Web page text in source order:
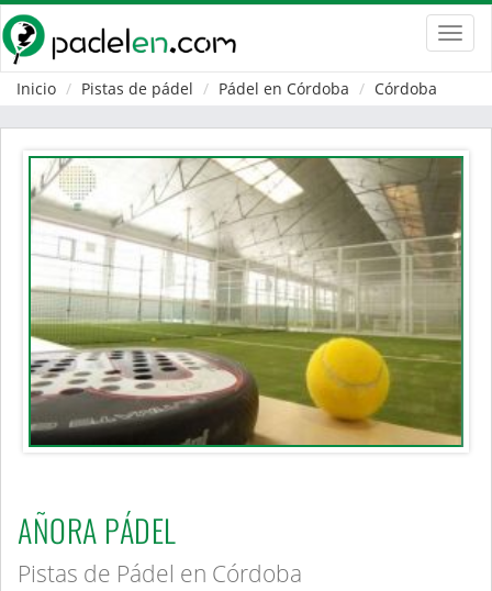
Inicio
Pistas de pádel Pádel en Córdoba Córdoba
AÑORA PÁDEL
Pistas de Pádel en Córdoba